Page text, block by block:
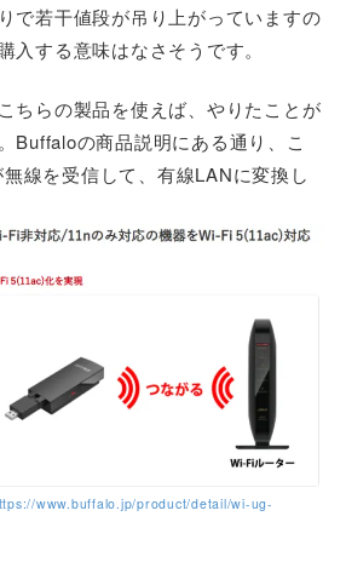
で若干値段が吊り上がっていますの
入する意味はなさそうです。
ちらの製品を使えば、やりたことが
Buffaloの商品説明にある通り、こ
線を受信して、有線LANに変換し
www.buffalo.jp/product/detail/wi-ug-